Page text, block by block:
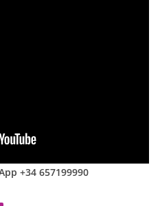
+34 657199990